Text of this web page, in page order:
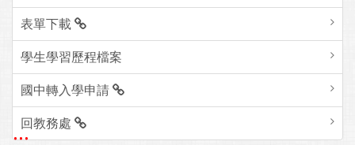
表單下載
學生學習歷程檔案
國中轉入學申請
回教務處